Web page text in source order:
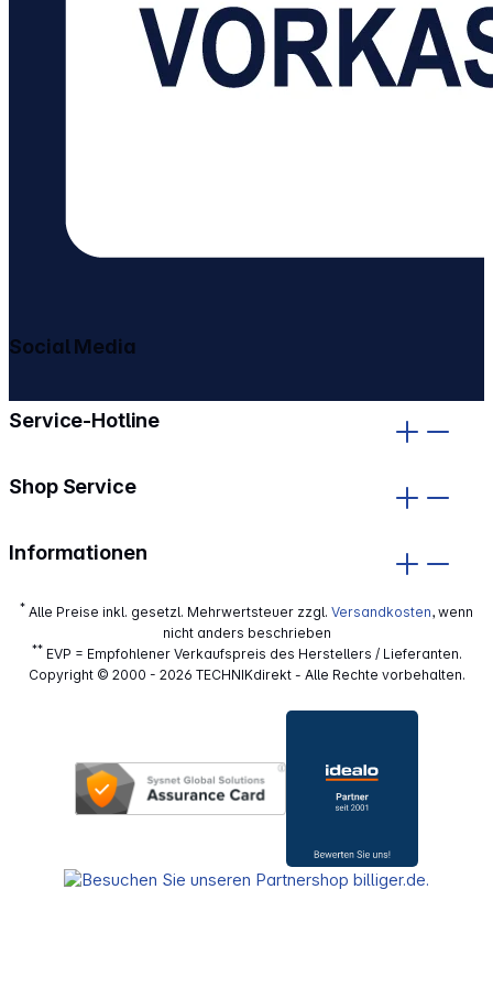
Service-Hotline
Shop Service
Informationen
Social Media
* Alle Preise inkl. gesetzl. Mehrwertsteuer zzgl. Versandkosten, wenn
nicht anders beschrieben
**EVP = Empfohlener Verkaufspreis des Herstellers / Lieferanten.
Copyright © 2000 - 2026 TECHNIKdirekt - Alle Rechte vorbehalten.